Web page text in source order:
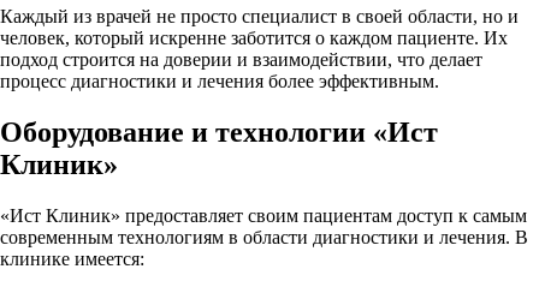
Каждый из врачей не просто специалист в своей области, но и
человек, который искренне заботится о каждом пациенте. Их
подход строится на доверии и взаимодействии, что делает
процесс диагностики и лечения более эффективным.
Оборудование и технологии «Ист
Клиник»
«Ист Клиник» предоставляет своим пациентам доступ к самым
современным технологиям в области диагностики и лечения. В
клинике имеется: